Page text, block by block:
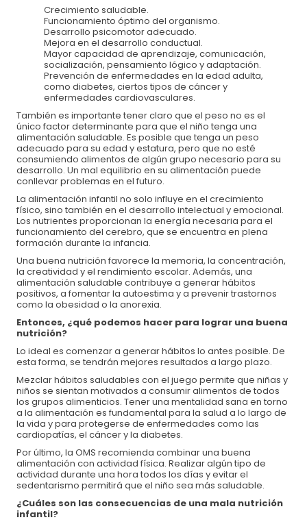
Descubre otras maneras de apoyar a la niñez
Solicita tu factura al correodonativos@oni.org.mxo comunícate al
33 3345 3180
Crecimiento saludable.
Funcionamiento óptimo del organismo.
Desarrollo psicomotor adecuado.
Mejora en el desarrollo conductual.
Mayor capacidad de aprendizaje, comunicación,
socialización, pensamiento lógico y adaptación.
Prevención de enfermedades en la edad adulta,
como diabetes, ciertos tipos de cáncer y
enfermedades cardiovasculares.
También es importante tener claro que el peso no es el
único factor determinante para que el niño tenga una
alimentación saludable. Es posible que tenga un peso
adecuado para su edad y estatura, pero que no esté
consumiendo alimentos de algún grupo necesario para su
desarrollo. Un mal equilibrio en su alimentación puede
conllevar problemas en el futuro.
La alimentación infantil no solo influye en el crecimiento
físico, sino también en el desarrollo intelectual y emocional.
Los nutrientes proporcionan la energía necesaria para el
funcionamiento del cerebro, que se encuentra en plena
formación durante la infancia.
Una buena nutrición favorece la memoria, la concentración,
la creatividad y el rendimiento escolar. Además, una
alimentación saludable contribuye a generar hábitos
positivos, a fomentar la autoestima y a prevenir trastornos
como la obesidad o la anorexia.
Entonces, ¿qué podemos hacer para lograr una buena
nutrición?
Lo ideal es comenzar a generar hábitos lo antes posible. De
esta forma, se tendrán mejores resultados a largo plazo.
Mezclar hábitos saludables con el juego permite que niñas y
niños se sientan motivados a consumir alimentos de todos
los grupos alimenticios. Tener una mentalidad sana en torno
a la alimentación es fundamental para la salud a lo largo de
la vida y para protegerse de enfermedades como las
cardiopatías, el cáncer y la diabetes.
Por último, la OMS recomienda combinar una buena
alimentación con actividad física. Realizar algún tipo de
actividad durante una hora todos los días y evitar el
sedentarismo permitirá que el niño sea más saludable.
¿Cuáles son las consecuencias de una mala nutrición
infantil?